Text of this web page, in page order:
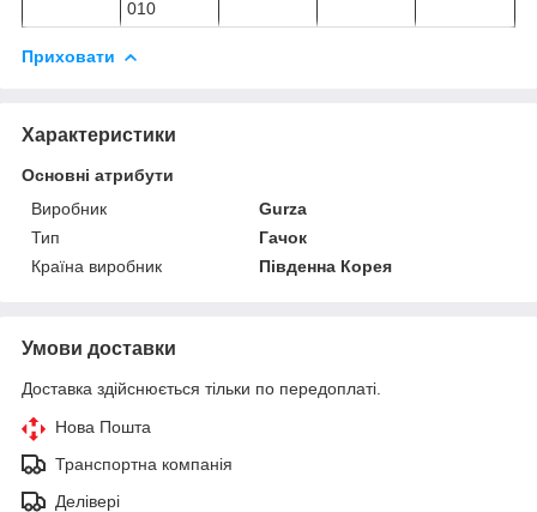
010
Приховати
Характеристики
Основні атрибути
Виробник
Gurza
Тип
Гачок
Країна виробник
Південна Корея
Умови доставки
Доставка здійснюється тільки по передоплаті.
Нова Пошта
Транспортна компанія
Делівері